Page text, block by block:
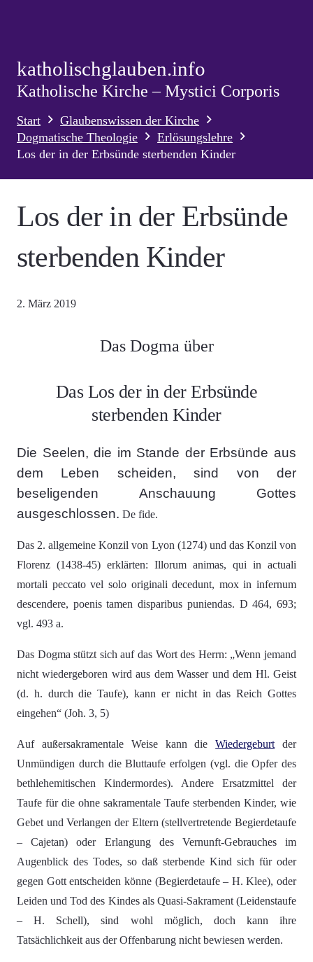
katholischglauben.info
Katholische Kirche – Mystici Corporis
Start
Glaubenswissen der Kirche
Dogmatische Theologie
Erlösungslehre
Los der in der Erbsünde sterbenden Kinder
Los der in der Erbsünde
sterbenden Kinder
2. März 2019
Das Dogma über
Das Los der in der Erbsünde
sterbenden Kinder
Die Seelen, die im Stande der Erbsünde aus
dem Leben scheiden, sind von der
beseligenden Anschauung Gottes
ausgeschlossen. De fide.
Das 2. allgemeine Konzil von Lyon (1274) und das Konzil von
Florenz (1438-45) erklärten: Illorum animas, qui in actuali
mortali peccato vel solo originali decedunt, mox in infernum
descendere, poenis tamen disparibus puniendas. D 464, 693;
vgl. 493 a.
Das Dogma stützt sich auf das Wort des Herrn: „Wenn jemand
nicht wiedergeboren wird aus dem Wasser und dem Hl. Geist
(d. h. durch die Taufe), kann er nicht in das Reich Gottes
eingehen“ (Joh. 3, 5)
Auf außersakramentale Weise kann dieWiedergeburt der
Unmündigen durch die Bluttaufe erfolgen (vgl. die Opfer des
bethlehemitischen Kindermordes). Andere Ersatzmittel der
Taufe für die ohne sakramentale Taufe sterbenden Kinder, wie
Gebet und Verlangen der Eltern (stellvertretende Begierdetaufe
– Cajetan) oder Erlangung des Vernunft-Gebrauches im
Augenblick des Todes, so daß sterbende Kind sich für oder
gegen Gott entscheiden könne (Begierdetaufe – H. Klee), oder
Leiden und Tod des Kindes als Quasi-Sakrament (Leidenstaufe
– H. Schell), sind wohl möglich, doch kann ihre
Tatsächlichkeit aus der Offenbarung nicht bewiesen werden.